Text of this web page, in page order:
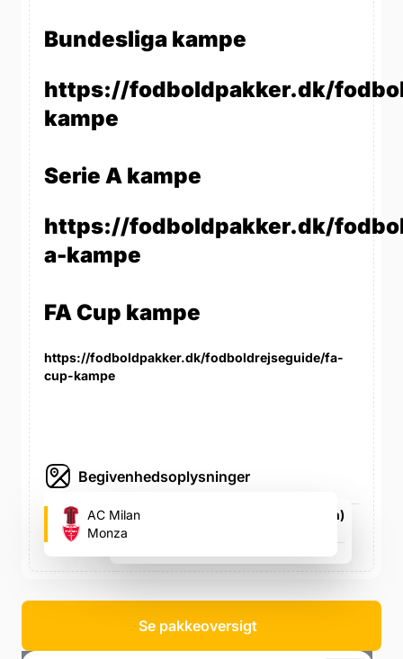
Bundesliga kampe
https://fodboldpakker.dk/
kampe
Serie A kampe
https://fodboldpakker.dk/
a-kampe
FA Cup kampe
https://fodboldpakker.dk/fodboldrejseguide/fa-
cup-kampe
Begivenhedsoplysninger
San Siro (AC Milan's fodboldstadion)
Via Piccolomini 5, Via Piccolomini 5
AC Milan
Monza
Se pakkeoversigt